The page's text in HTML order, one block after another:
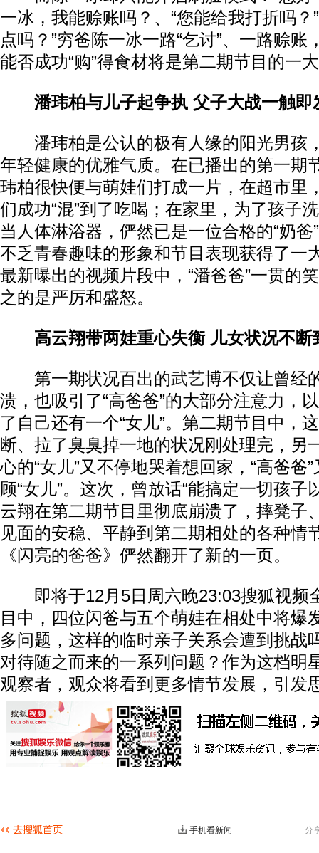
一冰，我能赊账吗？、“您能给我打折吗？
点吗？”穷爸陈一冰一路“乞讨”、一路赊账
能否成功“购”得食材将是第二期节目的一
潘玮柏与儿子起争执 父子大战一触即
潘玮柏是公认的极有人缘的阳光男孩
年轻健康的优雅气质。在已播出的第一期
玮柏很快便与萌娃们打成一片，在超市里
们成功“混”到了吃喝；在家里，为了孩子
当人体淋浴器，俨然已是一位合格的“奶爸
不乏青春趣味的形象和节目表现获得了一
最新曝出的视频片段中，“潘爸爸”一贯的
之的是严厉和盛怒。
高云翔带两娃重心失衡 儿女状况不断
第一期状况百出的武艺博不仅让曾经
溃，也吸引了“高爸爸”的大部分注意力，
了自己还有一个“女儿”。第二期节目中，
断、拉了臭臭掉一地的状况刚处理完，另
心的“女儿”又不停地哭着想回家，“高爸爸
顾“女儿”。这次，曾放话“能搞定一切孩子
云翔在第二期节目里彻底崩溃了，摔凳
见面的安稳、平静到第二期相处的各种情
《闪亮的爸爸》俨然翻开了新的一页。
即将于12月5日周六晚23:03搜狐视频
目中，四位闪爸与五个萌娃在相处中将爆
多问题，这样的临时亲子关系会遭到挑战
对待随之而来的一系列问题？作为这档明
观察者，观众将看到更多情节发展，引发
分
手机看新闻